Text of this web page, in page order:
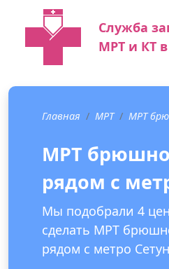
Служба
МРТ и КТ
Главная МРТ МРТ
МРТ
рядом с
Мы подобрали 4
сделать МРТ
рядом с метро